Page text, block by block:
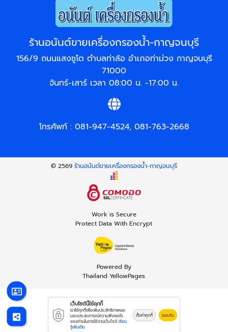
ร้านอนันต์ขายเครื่องกรองน้ำ-กาญจนบุรี
156/9 ถนนแสงชูโต ตำบลท่าล้อ อำเภอท่าม่วง กาญจนบุรี
71000
จันทร์-เสาร์ เวลา 08:00 น. -17:00 น.
โทรศัพท์ : 081-947-4524, 081-763-2668
© 2569 ร้านอนันต์ขายเครื่องกรองน้ำ-กาญจนบุรี
Work is Secure
Protect Data With Encrypt
Powered By
Thailand YellowPages
เว็บไซต์นี้ใช้คุกกี้
เราใช้คุกกี้เพื่อเพิ่มประสิทธิภาพและ
มอบประสบการณ์ความพึงพอใจ
ของท่านในการใช้งานเว็บไซต์ เรียน
รู้เพิ่มเติม
ตั้งค่าคุกกี้ ยอมรับ